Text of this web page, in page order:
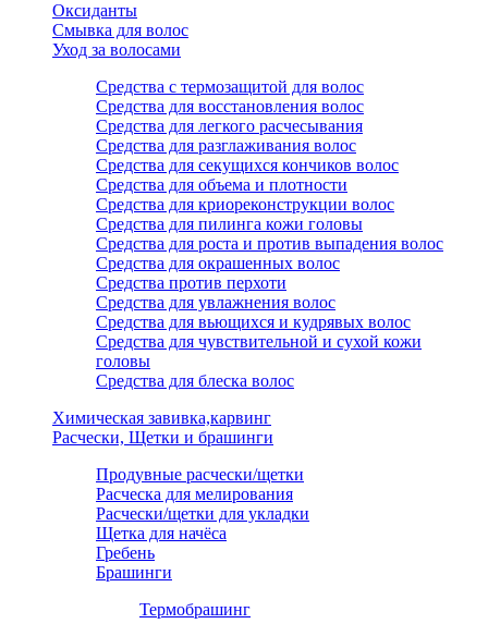
Оксиданты
Смывка для волос
Уход за волосами
Средства с термозащитой для волос
Средства для восстановления волос
Средства для легкого расчесывания
Средства для разглаживания волос
Средства для секущихся кончиков волос
Средства для объема и плотности
Средства для криореконструкции волос
Средства для пилинга кожи головы
Средства для роста и против выпадения волос
Средства для окрашенных волос
Средства против перхоти
Средства для увлажнения волос
Средства для вьющихся и кудрявых волос
Средства для чувствительной и сухой кожи
головы
Средства для блеска волос
Химическая завивка,карвинг
Расчески, Щетки и брашинги
Продувные расчески/щетки
Расческа для мелирования
Расчески/щетки для укладки
Щетка для начёса
Гребень
Брашинги
Термобрашинг